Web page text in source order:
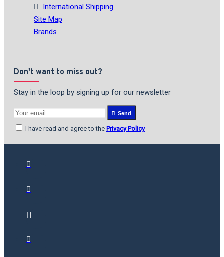
International Shipping
Site Map
Brands
Don't want to miss out?
Stay in the loop by signing up for our newsletter
Send
I have read and agree to the Privacy Policy